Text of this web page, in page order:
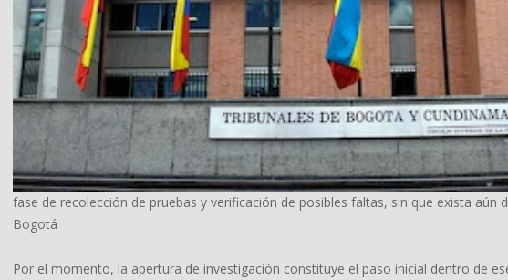
fase de recolección de pruebas y verificación de posibles faltas, sin que exista aún
Bogotá
Por el momento, la apertura de investigación constituye el paso inicial dentro de